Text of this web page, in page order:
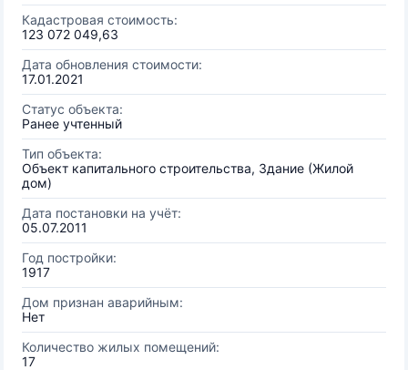
Кадастровая стоимость:
123 072 049,63
Дата обновления стоимости:
17.01.2021
Статус объекта:
Ранее учтенный
Тип объекта:
Объект капитального строительства, Здание (Жилой
дом)
Дата постановки на учёт:
05.07.2011
Год постройки:
1917
Дом признан аварийным:
Нет
Количество жилых помещений:
17